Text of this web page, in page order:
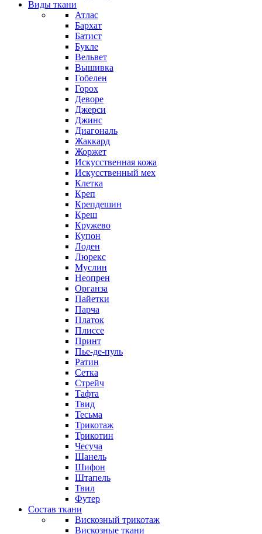
Виды ткани
Атлас
Бархат
Батист
Букле
Вельвет
Вышивка
Гобелен
Горох
Деворе
Джерси
Джинс
Диагональ
Жаккард
Жоржет
Искусственная кожа
Искусственный мех
Клетка
Креп
Крепдешин
Креш
Кружево
Купон
Лоден
Люрекс
Муслин
Неопрен
Органза
Пайетки
Парча
Платок
Плиссе
Принт
Пье-де-пуль
Ратин
Сетка
Стрейч
Тафта
Твид
Тесьма
Трикотаж
Трикотин
Чесуча
Шанель
Шифон
Штапель
Твил
Футер
Состав ткани
Вискозный трикотаж
Вискозные ткани